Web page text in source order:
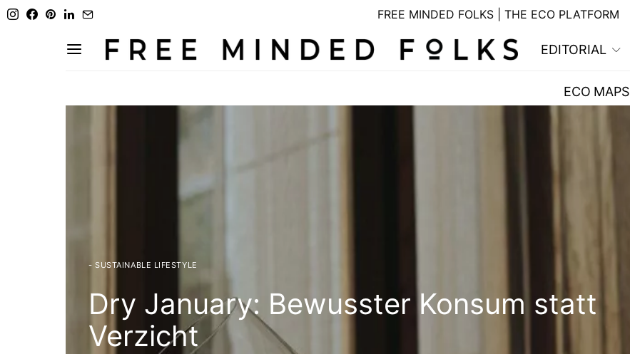
FREE MINDED FOLKS | THE ECO PLATFORM
EDITORIAL
ECO MAPS
- SUSTAINABLE LIFESTYLE
Dry January: Bewusster Konsum statt
Verzicht